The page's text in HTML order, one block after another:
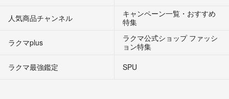
人気商品チャンネル
キャンペーン一覧・おすすめ
特集
ラクマplus
ラクマ公式ショップ ファッシ
ョン特集
ラクマ最強鑑定
SPU